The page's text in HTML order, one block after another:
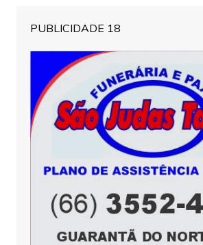
PUBLICIDADE 18